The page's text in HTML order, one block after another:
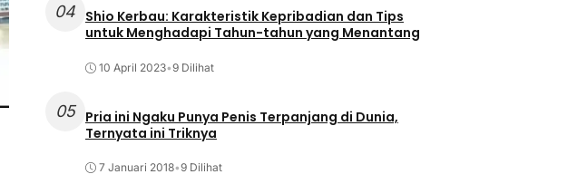
04 Shio Kerbau: Karakteristik Kepribadian dan Tips
untuk Menghadapi Tahun-tahun yang Menantang
10 April 2023•9 Dilihat
05
Pria ini Ngaku Punya Penis Terpanjang di Dunia,
Ternyata ini Triknya
7 Januari 2018•9 Dilihat